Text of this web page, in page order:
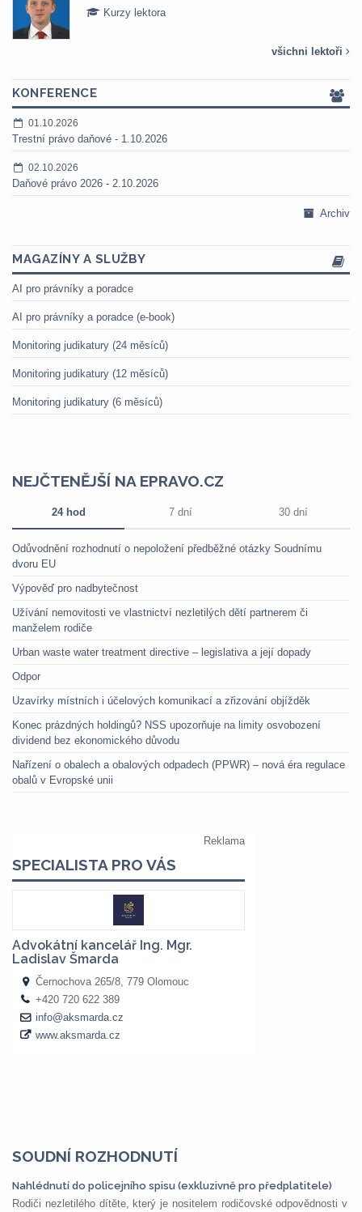
Kurzy lektora
všichni lektoři
KONFERENCE
01.10.2026
Trestní právo daňové - 1.10.2026
02.10.2026
Daňové právo 2026 - 2.10.2026
Archiv
MAGAZÍNY A SLUŽBY
AI pro právníky a poradce
AI pro právníky a poradce (e-book)
Monitoring judikatury (24 měsíců)
Monitoring judikatury (12 měsíců)
Monitoring judikatury (6 měsíců)
NEJČTENĚJŠÍ NA EPRAVO.CZ
24 hod 7 dní 30 dní
Odůvodnění rozhodnutí o nepoložení předběžné otázky Soudnímu
dvoru EU
Výpověď pro nadbytečnost
Užívání nemovitosti ve vlastnictví nezletilých dětí partnerem či
manželem rodiče
Urban waste water treatment directive – legislativa a její dopady
Odpor
Uzavírky místních i účelových komunikací a zřizování objížděk
Konec prázdných holdingů? NSS upozorňuje na limity osvobození
dividend bez ekonomického důvodu
Nařízení o obalech a obalových odpadech (PPWR) – nová éra regulace
obalů v Evropské unii
SOUDNÍ ROZHODNUTÍ
Nahlédnutí do policejního spisu (exkluzivně pro předplatitele)
Rodiči nezletilého dítěte, který je nositelem rodičovské odpovědnosti v